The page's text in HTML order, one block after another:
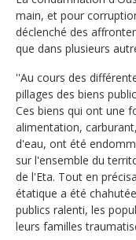
main, et pour
déclenché des
que dans plusieurs
''Au cours des
pillages des biens
Ces biens qui ont une
alimentation,
d'eau, ont été
sur l'ensemble du
de l'Eta. Tout en
étatique a été
publics ralenti, les
leurs familles